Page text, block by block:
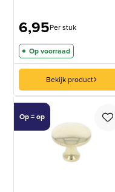
6,95Per stuk
Op voorraad
Bekijk product
Op = op